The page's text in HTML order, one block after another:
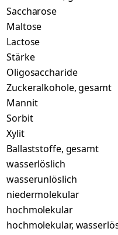
Saccharose
Maltose
Lactose
Stärke
Oligosaccharide
Zuckeralkohole, gesamt
Mannit
Sorbit
Xylit
Ballaststoffe, gesamt
wasserlöslich
wasserunlöslich
niedermolekular
hochmolekular
hochmolekular,